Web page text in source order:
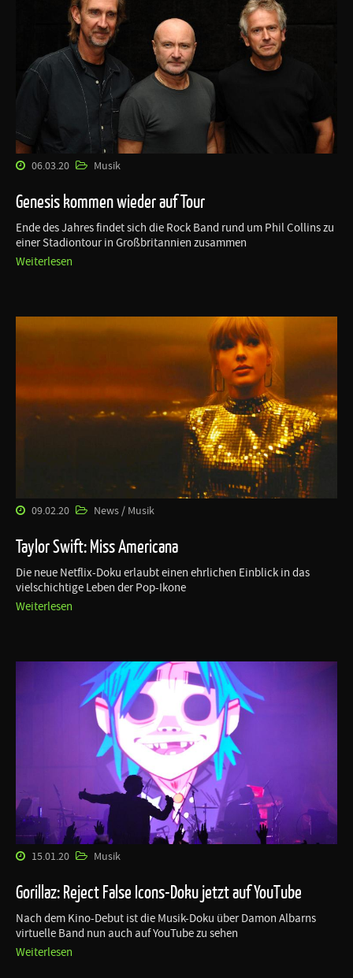
06.03.20 Musik
Genesis kommen wieder auf Tour
Ende des Jahres findet sich die Rock Band rund um Phil Collins zu
einer Stadiontour in Großbritannien zusammen
Weiterlesen
09.02.20 News / Musik
Taylor Swift: Miss Americana
Die neue Netflix-Doku erlaubt einen ehrlichen Einblick in das
vielschichtige Leben der Pop-Ikone
Weiterlesen
15.01.20 Musik
Gorillaz: Reject False Icons-Doku jetzt auf YouTube
Nach dem Kino-Debut ist die Musik-Doku über Damon Albarns
virtuelle Band nun auch auf YouTube zu sehen
Weiterlesen